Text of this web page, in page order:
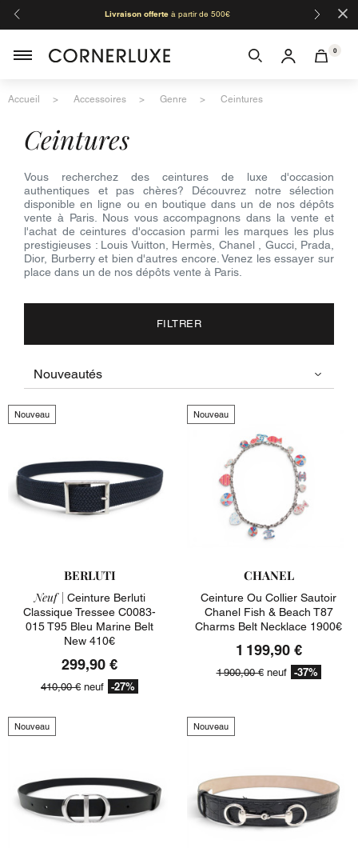
Livraison offerteà partir de 500€ ×
0
Accueil Accessoires Genre Ceintures
ceintures
Vous recherchez des ceintures de luxe d'occasion
authentiques et pas chères? Découvrez notre sélection
disponible en ligne ou en boutique dans un de nos dépôts
vente à Paris. Nous vous accompagnons dans la vente et
l'achat de ceintures d'occasion parmi les marques les plus
prestigieuses : Louis Vuitton, Hermès, Chanel , Gucci, Prada,
Dior, Burberry et bien d'autres encore. Venez les essayer sur
place dans un de nos dépôts vente à Paris.
FILTRER
Nouveau
BERLUTI
Neuf | Ceinture Berluti
Classique Tressee C0083-
015 T95 Bleu Marine Belt
New 410€
299,90 €
410,00 € neuf -27%
Nouveau
CHANEL
Ceinture Ou Collier Sautoir
Chanel Fish & Beach T87
Charms Belt Necklace 1900€
1 199,90 €
1 900,00 €neuf -37%
Nouveau Nouveau